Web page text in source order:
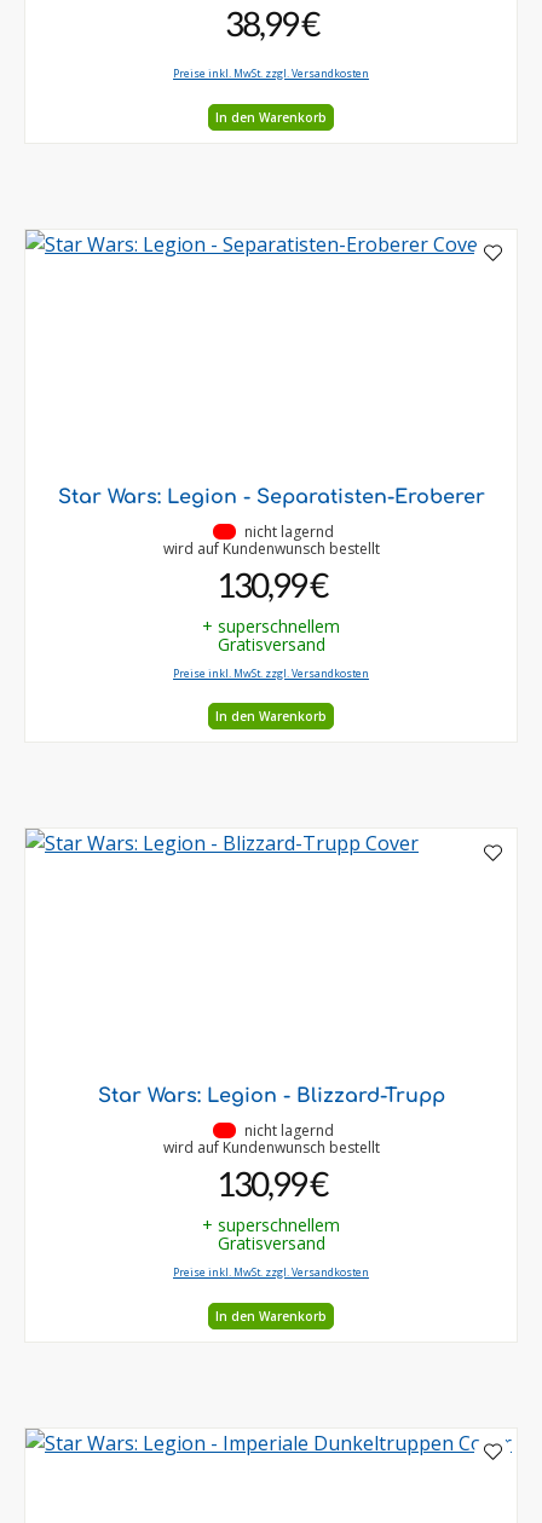
38,99 €
Preise inkl. MwSt. zzgl. Versandkosten
In den Warenkorb
Star Wars: Legion - Separatisten-Eroberer
nicht lagernd
wird auf Kundenwunsch bestellt
130,99 €
+ superschnellem
Gratisversand
Preise inkl. MwSt. zzgl. Versandkosten
In den Warenkorb
Star Wars: Legion - Blizzard-Trupp
nicht lagernd
wird auf Kundenwunsch bestellt
130,99 €
+ superschnellem
Gratisversand
Preise inkl. MwSt. zzgl. Versandkosten
In den Warenkorb